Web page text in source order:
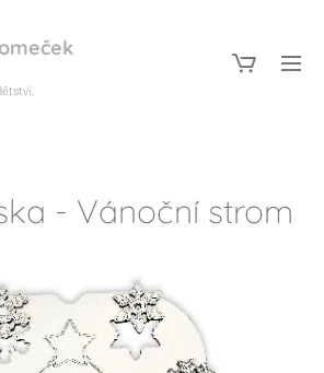
- Vánoční strom